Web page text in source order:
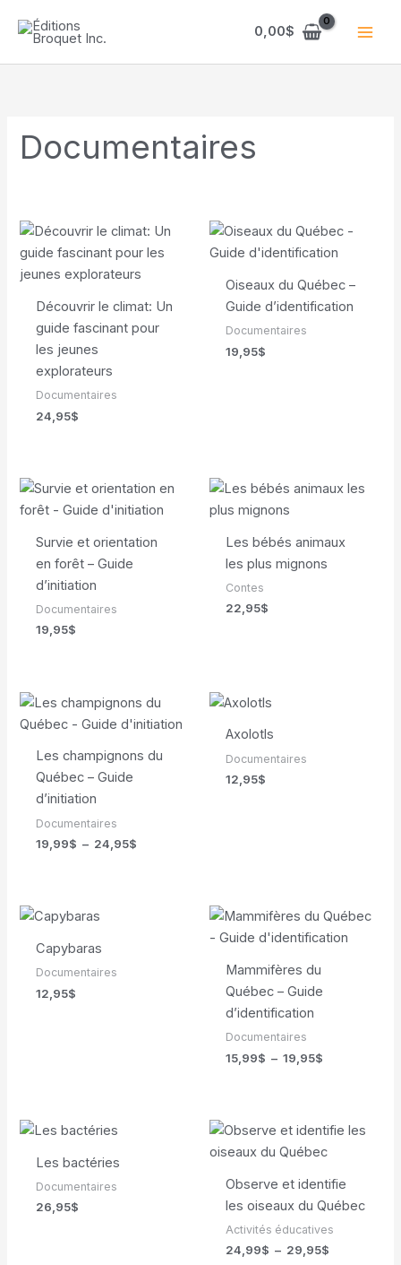
0,00$
Documentaires
Découvrir le climat: Un
guide fascinant pour
les jeunes
explorateurs
Documentaires
24,95$
Oiseaux du Québec –
Guide d’identification
Documentaires
19,95$
Survie et orientation
en forêt – Guide
d’initiation
Documentaires
19,95$
Les bébés animaux
les plus mignons
Contes
22,95$
Les champignons du
Québec – Guide
d’initiation
Documentaires
19,99$ – 24,95$Plage
Axolotls
Documentaires
12,95$
Capybaras
Documentaires
12,95$
Mammifères du
Québec – Guide
d’identification
Documentaires
15,99$ – 19,95$Plage
19,95$
Les bactéries
Documentaires
26,95$
Observe et identifie
les oiseaux du Québec
Activités éducatives
24,99$ – 29,95$Plage